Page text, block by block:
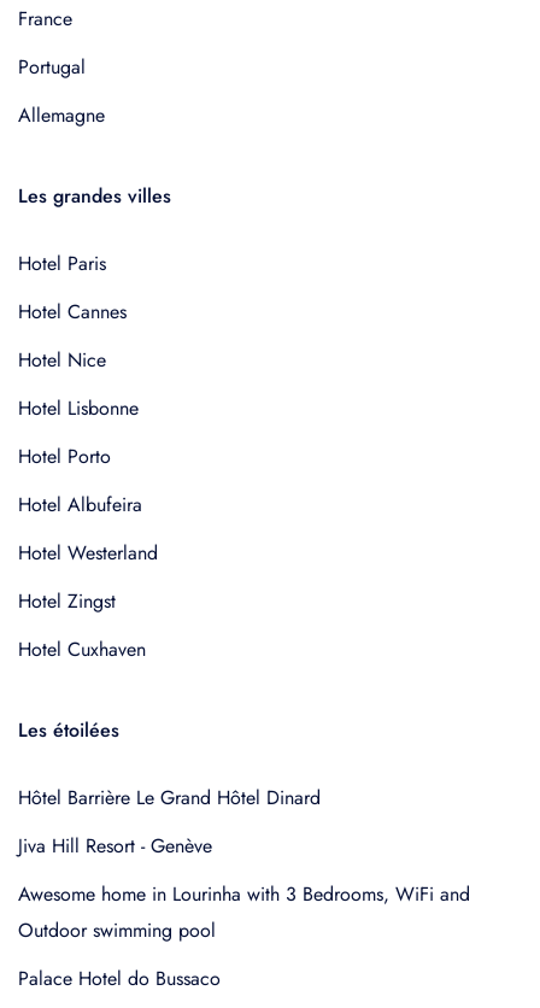
France
Portugal
Allemagne
Les grandes villes
Hotel Paris
Hotel Cannes
Hotel Nice
Hotel Lisbonne
Hotel Porto
Hotel Albufeira
Hotel Westerland
Hotel Zingst
Hotel Cuxhaven
Les étoilées
Hôtel Barrière Le Grand Hôtel Dinard
Jiva Hill Resort - Genève
Awesome home in Lourinha with 3 Bedrooms, WiFi and
Outdoor swimming pool
Palace Hotel do Bussaco